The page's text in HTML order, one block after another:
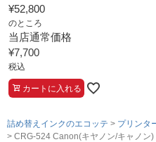
¥52,800
のところ
当店通常価格
¥7,700
税込
カートに入れる
詰め替えインクのエコッテ
プリンタ
CRG-524 Canon(キヤノン/キャノン